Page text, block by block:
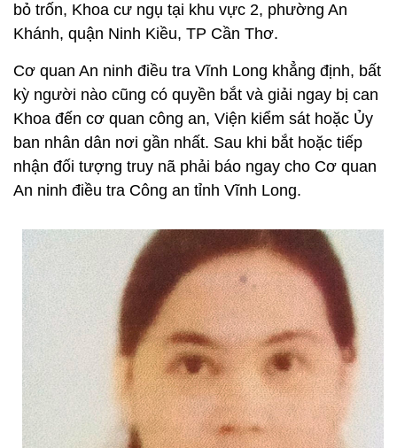
bỏ trốn, Khoa cư ngụ tại khu vực 2, phường An
Khánh, quận Ninh Kiều, TP Cần Thơ.
Cơ quan An ninh điều tra Vĩnh Long khẳng định, bất
kỳ người nào cũng có quyền bắt và giải ngay bị can
Khoa đến cơ quan công an, Viện kiểm sát hoặc Ủy
ban nhân dân nơi gần nhất. Sau khi bắt hoặc tiếp
nhận đối tượng truy nã phải báo ngay cho Cơ quan
An ninh điều tra Công an tỉnh Vĩnh Long.